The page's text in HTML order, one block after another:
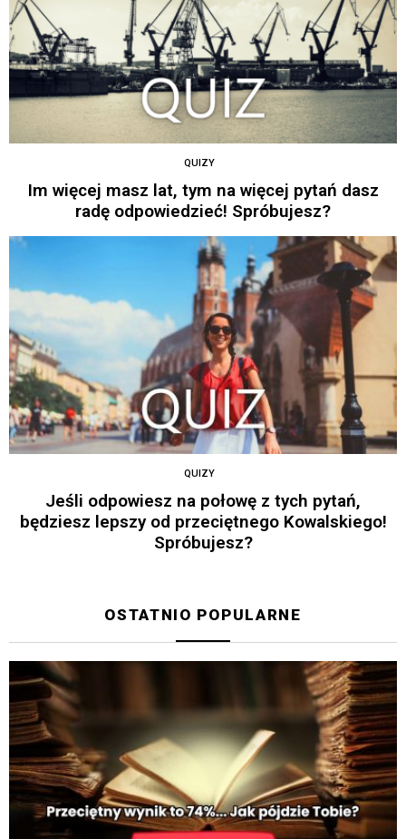
QUIZY
Im więcej masz lat, tym na więcej pytań dasz
radę odpowiedzieć! Spróbujesz?
QUIZY
Jeśli odpowiesz na połowę z tych pytań,
będziesz lepszy od przeciętnego Kowalskiego!
Spróbujesz?
OSTATNIO POPULARNE